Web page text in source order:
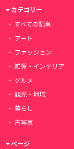
カテゴリー
すべての記事
アート
ファッション
雑貨・インテリア
グルメ
観光・地域
暮らし
古写真
ページ